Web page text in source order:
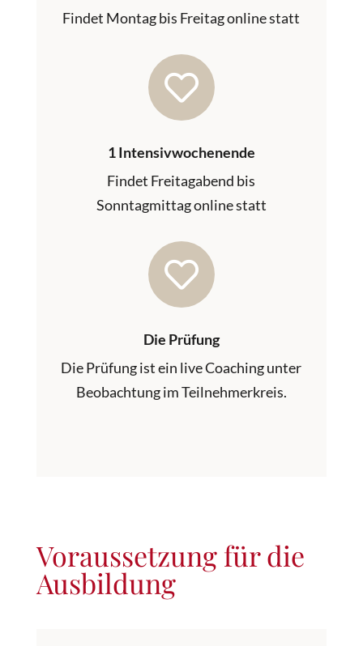
Findet Montag bis Freitag online statt

1 Intensivwochenende
Findet Freitagabend bis
Sonntagmittag online statt

Die Prüfung
Die Prüfung ist ein live Coaching unter
Beobachtung im Teilnehmerkreis.
Voraussetzung für die
Ausbildung